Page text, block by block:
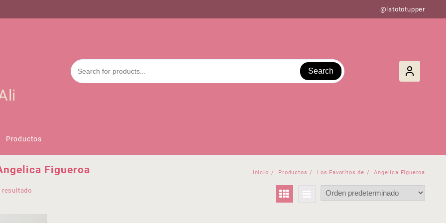
@latototupper
Search
Productos
Figueroa Inicio Productos Los Favoritos de Angelica Figueroa
resultado